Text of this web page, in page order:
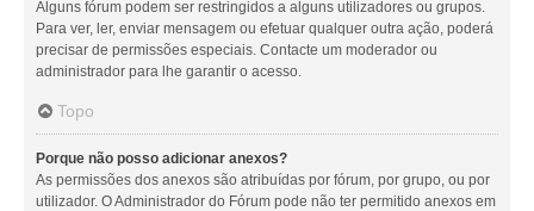
Alguns fórum podem ser restringidos a alguns utilizadores ou grupos.
Para ver, ler, enviar mensagem ou efetuar qualquer outra ação, poderá
precisar de permissões especiais. Contacte um moderador ou
administrador para lhe garantir o acesso.
Topo
Porque não posso adicionar anexos?
As permissões dos anexos são atribuídas por fórum, por grupo, ou por
utilizador. O Administrador do Fórum pode não ter permitido anexos em